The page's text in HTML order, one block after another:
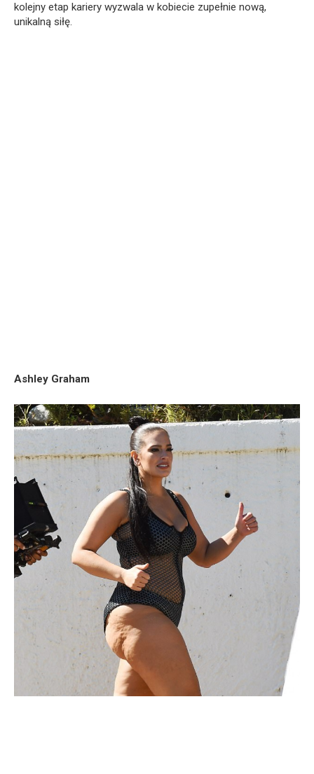
kolejny etap kariery wyzwala w kobiecie zupełnie nową,
unikalną siłę.
Ashley Graham